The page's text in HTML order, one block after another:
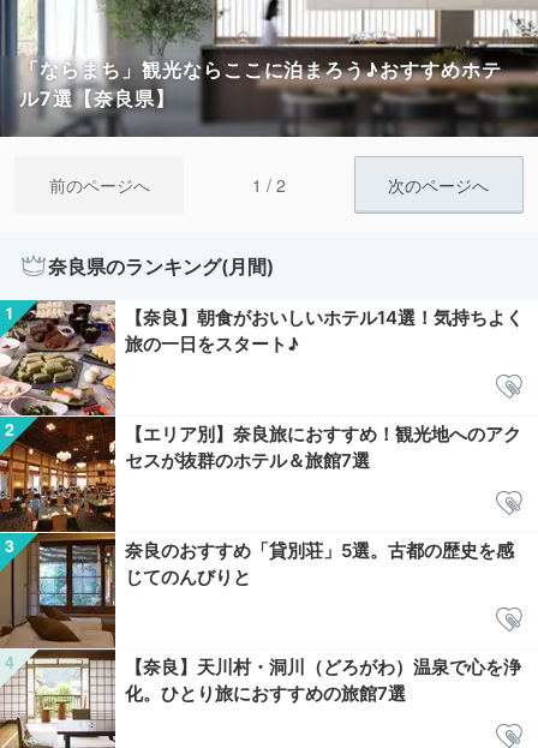
「ならまち」観光ならここに泊まろう♪おすすめホテ
ル7選【奈良県】
前のページへ 1 / 2 次のページへ
奈良県のランキング(月間)
【奈良】朝食がおいしいホテル14選！気持ちよく
旅の一日をスタート♪
【エリア別】奈良旅におすすめ！観光地へのアク
セスが抜群のホテル＆旅館7選
奈良のおすすめ「貸別荘」5選。古都の歴史を感
じてのんびりと
【奈良】天川村・洞川（どろがわ）温泉で心を浄
化。ひとり旅におすすめの旅館7選